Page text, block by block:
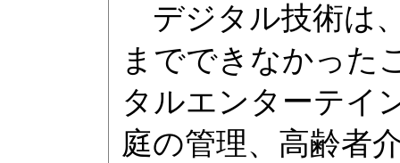
デジタル技術は
までできなかった
タルエンターテイ
庭の管理、高齢者